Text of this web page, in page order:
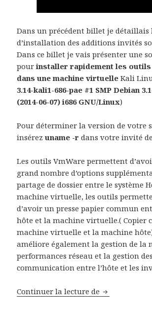
Dans un précédent billet je détaillais
d’installation des additions invités
Dans ce billet je vais présenter une
pourinstaller rapidement les outils
dans une machine virtuelle Kali
3.14-kali1-686-pae #1 SMP Debian
(2014-06-07) i686 GNU/Linux)
Pour déterminer la version de votre
insérezuname -r dans votre invité
Les outils VmWare permettent
grand nombre d’options
partage de dossier entre le système
machine virtuelle, les outils
d’avoir un presse papier commun
hôte et la machine virtuelle.( Copier
machine virtuelle et la machine
améliore également la gestion de la
performances réseau et la gestion
communication entre l’hôte et les
Continuer la lecture de Installer